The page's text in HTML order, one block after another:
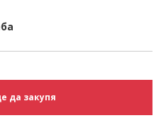
да закупя